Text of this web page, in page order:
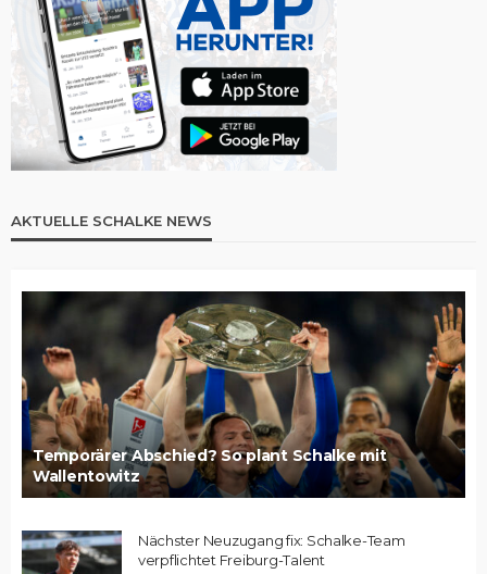
AKTUELLE SCHALKE NEWS
Temporärer Abschied? So plant Schalke mit
Wallentowitz
Nächster Neuzugang fix: Schalke-Team
verpflichtet Freiburg-Talent